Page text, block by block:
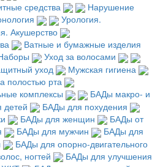
средства
Нарушение
Урология.
Акушерство
Ватные и бумажные изделия
Уход за волосами
уход
Мужская гигиена
полостью рта
комплексы
БАДы макро- и
БАДы для похудения
БАДы для женщин
БАДы от
БАДы для мужчин
БАДы для
БАДы для опорно-двигательного
ногтей
БАДы для улучшения